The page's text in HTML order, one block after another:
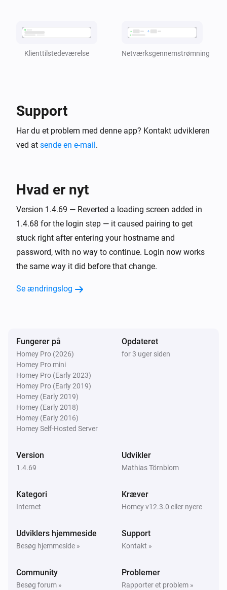
CPU-brug er [[cpu_usage]]
Og...
TP-Link Deco
er online
klient er til stede i Deco Mesh
Så...
TP-Link Deco
Genstart
Klienttilstedeværelse Netværksgennemstrømning
Support
Har du et problem med denne app? Kontakt udvikleren
ved at sende en e-mail .
Hvad er nyt
Version 1.4.69 — Reverted a loading screen added in
1.4.68 for the login step — it caused pairing to get
stuck right after entering your hostname and
password, with no way to continue. Login now works
the same way it did before that change.
Se ændringslog
Fungerer på
Homey Pro (2026)
Homey Pro mini
Homey Pro (Early 2023)
Homey Pro (Early 2019)
Homey (Early 2019)
Homey (Early 2018)
Homey (Early 2016)
Homey Self-Hosted Server
Opdateret
for 3 uger siden
Version
1.4.69
Udvikler
Mathias Törnblom
Kategori
Internet
Kræver
Homey v12.3.0 eller nyere
Udviklers hjemmeside
Besøg hjemmeside »
Support
Kontakt »
Community
Besøg forum »
Problemer
Rapporter et problem »